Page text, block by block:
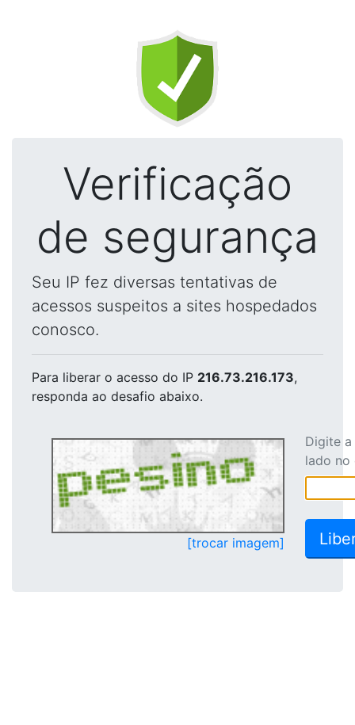
Verificação
de segurança
Seu IP fez diversas tentativas de
acessos suspeitos a sites hospedados
conosco.
Para liberar o acesso do IP 216.73.216.173,
responda ao desafio abaixo.
[trocar imagem]
Digite
lado no